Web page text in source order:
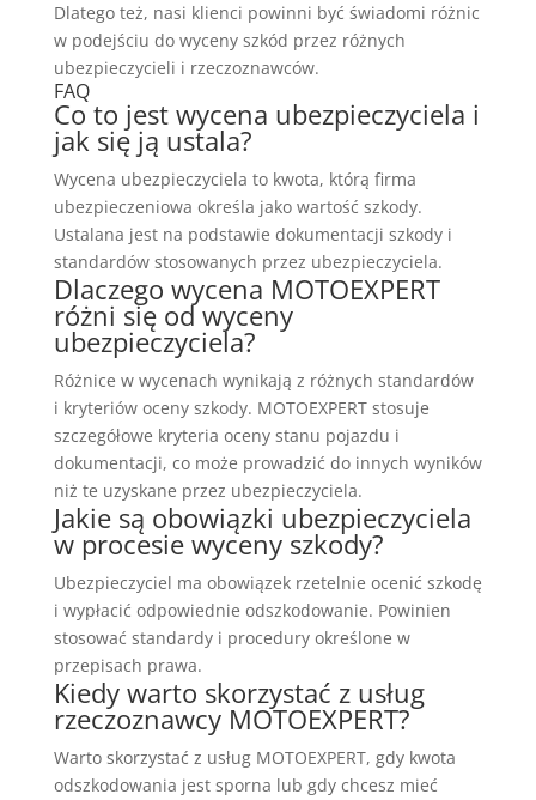
Dlatego też, nasi klienci powinni być świadomi różnic
w podejściu do wyceny szkód przez różnych
ubezpieczycieli i rzeczoznawców.
FAQ
Co to jest wycena ubezpieczyciela i
jak się ją ustala?
Wycena ubezpieczyciela to kwota, którą firma
ubezpieczeniowa określa jako wartość szkody.
Ustalana jest na podstawie dokumentacji szkody i
standardów stosowanych przez ubezpieczyciela.
Dlaczego wycena MOTOEXPERT
różni się od wyceny
ubezpieczyciela?
Różnice w wycenach wynikają z różnych standardów
i kryteriów oceny szkody. MOTOEXPERT stosuje
szczegółowe kryteria oceny stanu pojazdu i
dokumentacji, co może prowadzić do innych wyników
niż te uzyskane przez ubezpieczyciela.
Jakie są obowiązki ubezpieczyciela
w procesie wyceny szkody?
Ubezpieczyciel ma obowiązek rzetelnie ocenić szkodę
i wypłacić odpowiednie odszkodowanie. Powinien
stosować standardy i procedury określone w
przepisach prawa.
Kiedy warto skorzystać z usług
rzeczoznawcy MOTOEXPERT?
Warto skorzystać z usług MOTOEXPERT, gdy kwota
odszkodowania jest sporna lub gdy chcesz mieć